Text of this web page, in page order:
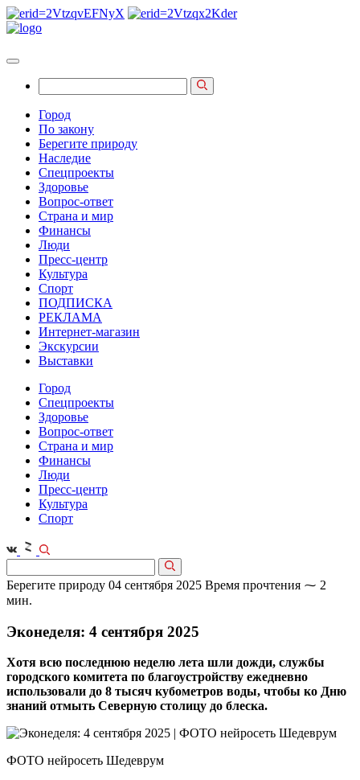
Город
По закону
Берегите природу
Наследие
Спецпроекты
Здоровье
Вопрос-ответ
Страна и мир
Финансы
Люди
Пресс-центр
Культура
Спорт
ПОДПИСКА
РЕКЛАМА
Интернет-магазин
Экскурсии
Выставки
Город
Спецпроекты
Здоровье
Вопрос-ответ
Страна и мир
Финансы
Люди
Пресс-центр
Культура
Спорт
Берегите природу 04 сентября 2025 Время прочтения ⁓ 2
мин.
Эконеделя: 4 сентября 2025
Хотя всю последнюю неделю лета шли дожди, службы
городского комитета по благоустройству ежедневно
использовали до 8 тысяч кубометров воды, чтобы ко Дню
знаний отмыть Северную столицу до блеска.
ФОТО нейросеть Шедеврум